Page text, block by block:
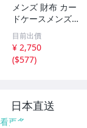
メンズ 財布 カー
ドケースメンズ
牛本革 二つ折り
財布 大容量パス
ポート 軽い 軽量
カジュアル シン
ン
目前出價
¥ 2,750
($577)
日本直送
看更多